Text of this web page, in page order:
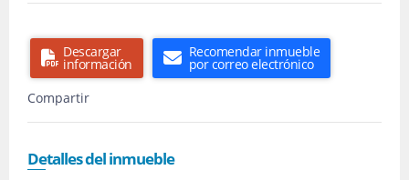
Descargar
información
Recomendar inmueble
por correo electrónico
Compartir
Detalles del inmueble